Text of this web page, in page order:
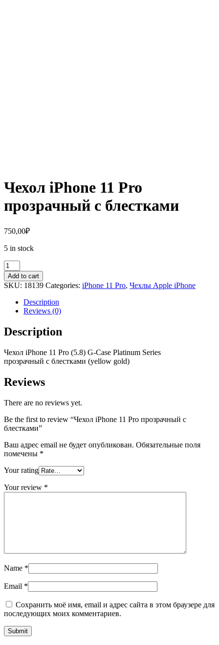
Чехол iPhone 11 Pro
прозрачный с блестками
750,00₽
5 in stock
Чехол
iPhone
11
Pro
прозрачный
блестками
quantity
Add to cart
SKU: 18139 Categories: iPhone 11 Pro, Чехлы Apple iPhone
Description
Reviews (0)
Description
Чехол iPhone 11 Pro (5.8) G-Case Platinum Series
прозрачный с блестками (yellow gold)
Reviews
There are no reviews yet.
Be the first to review “Чехол iPhone 11 Pro прозрачный с
блестками”
Ваш адрес email не будет опубликован. Обязательные поля
помечены *
Your rating
Your review *
Name *
Email *
Сохранить моё имя, email и адрес сайта в этом браузере для
последующих моих комментариев.